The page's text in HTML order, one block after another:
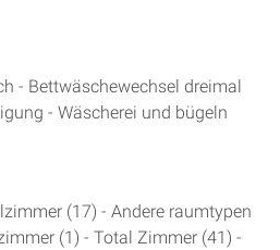
- Bettwäschewechsel dreimal
- Wäscherei und bügeln
(17) - Andere raumtypen
(1) - Total Zimmer (41) -